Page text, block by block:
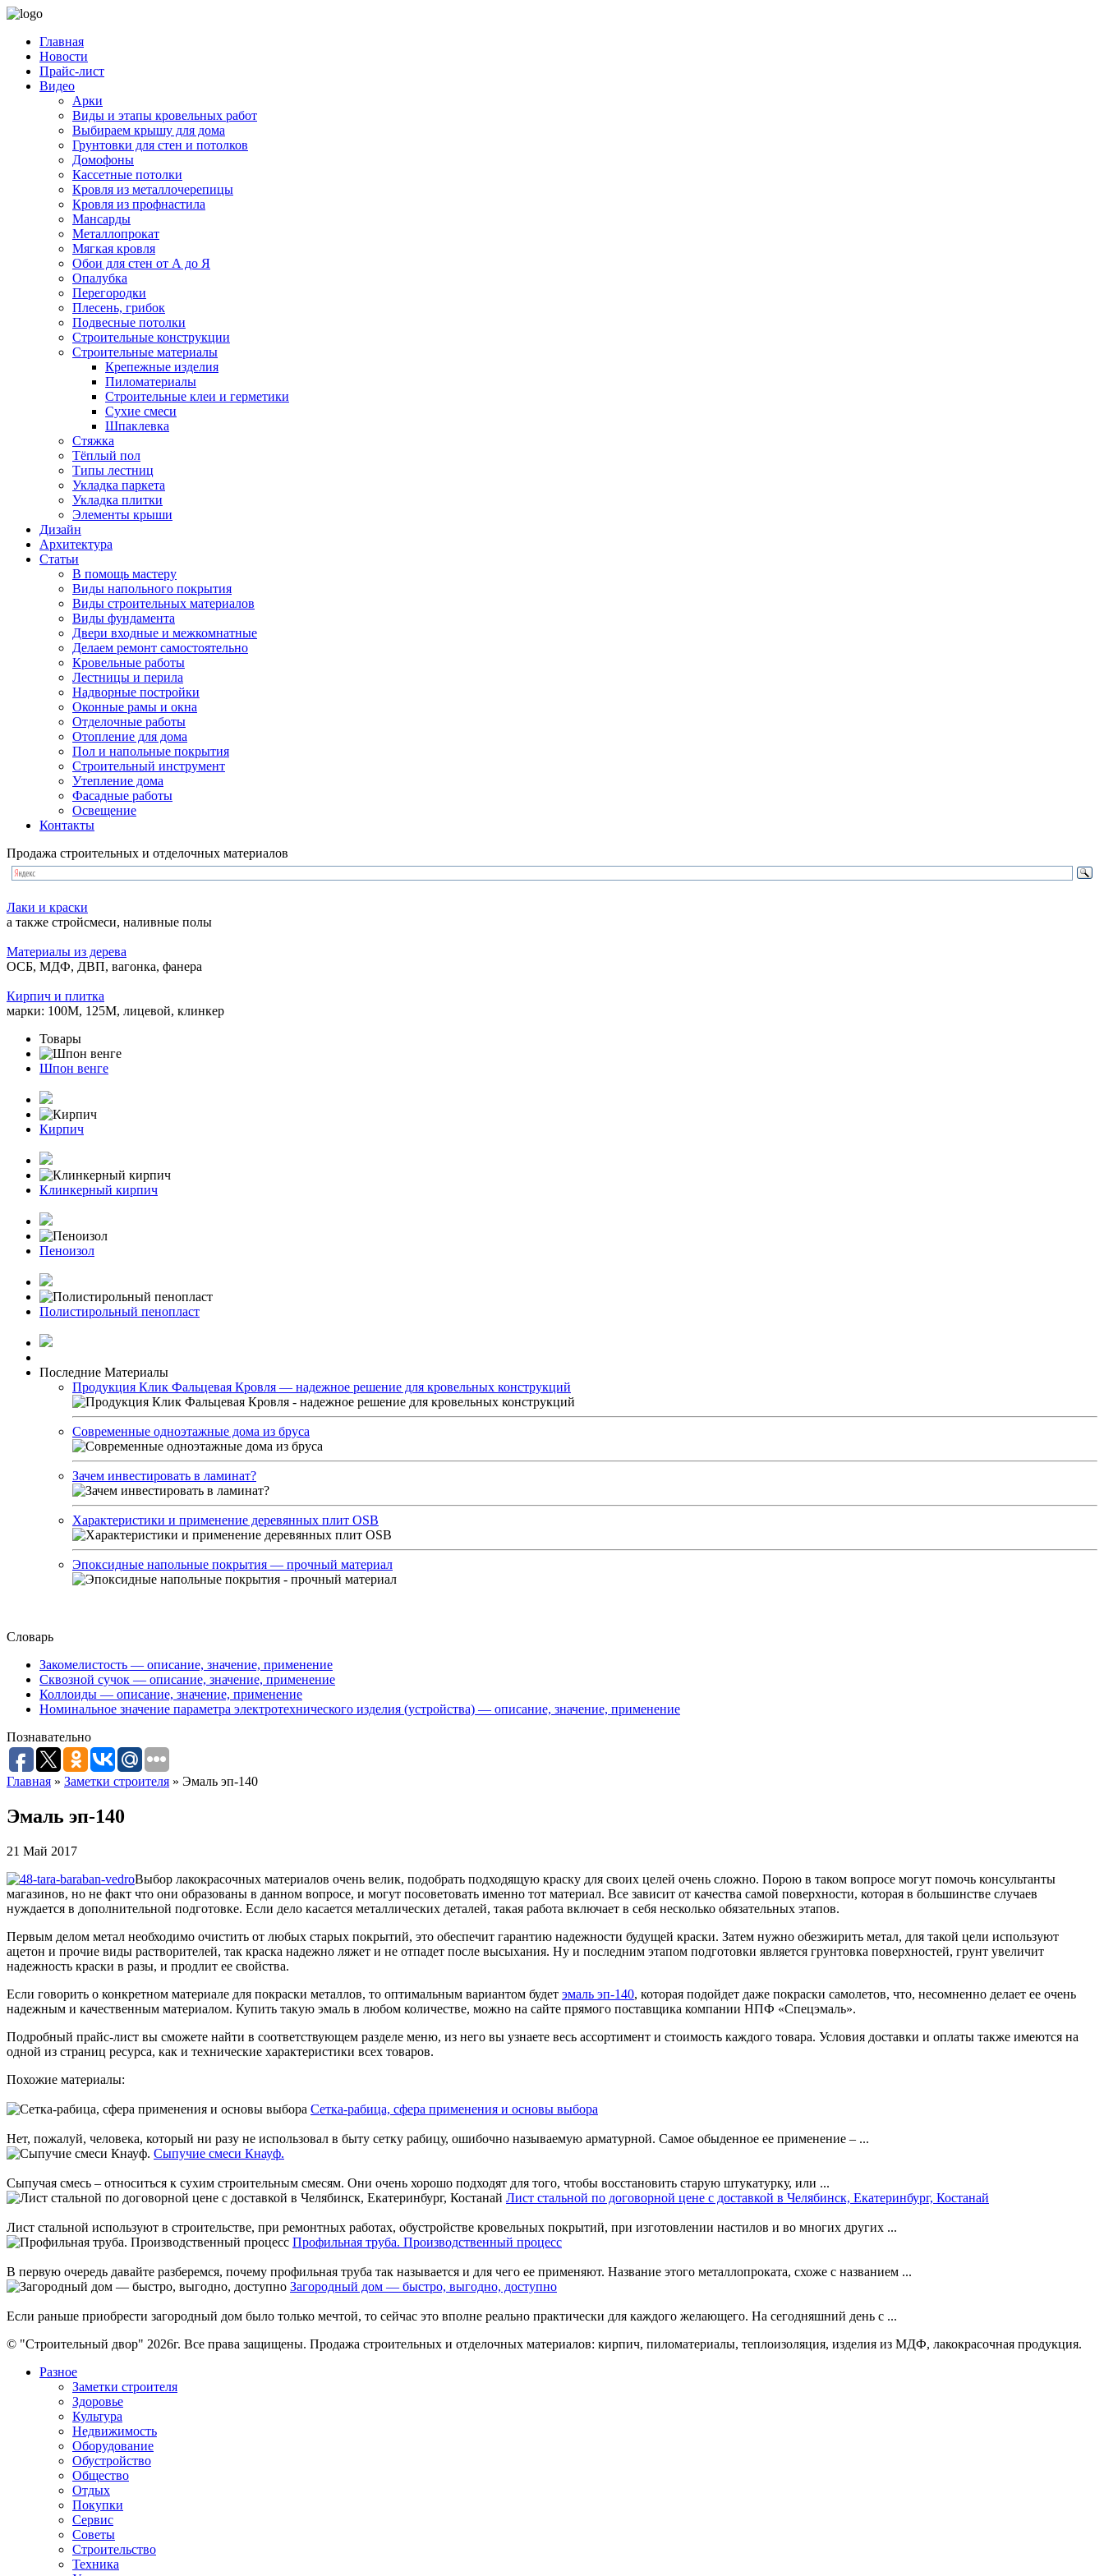
Главная
Новости
Прайс-лист
Видео
Арки
Виды и этапы кровельных работ
Выбираем крышу для дома
Грунтовки для стен и потолков
Домофоны
Кассетные потолки
Кровля из металлочерепицы
Кровля из профнастила
Мансарды
Металлопрокат
Мягкая кровля
Обои для стен от А до Я
Опалубка
Перегородки
Плесень, грибок
Подвесные потолки
Строительные конструкции
Строительные материалы
Крепежные изделия
Пиломатериалы
Строительные клеи и герметики
Сухие смеси
Шпаклевка
Стяжка
Тёплый пол
Типы лестниц
Укладка паркета
Укладка плитки
Элементы крыши
Дизайн
Архитектура
Статьи
В помощь мастеру
Виды напольного покрытия
Виды строительных материалов
Виды фундамента
Двери входные и межкомнатные
Делаем ремонт самостоятельно
Кровельные работы
Лестницы и перила
Надворные постройки
Оконные рамы и окна
Отделочные работы
Отопление для дома
Пол и напольные покрытия
Строительный инструмент
Утепление дома
Фасадные работы
Освещение
Контакты
Продажа строительных и отделочных материалов
Лаки и краски
а также стройсмеси, наливные полы
Материалы из дерева
ОСБ, МДФ, ДВП, вагонка, фанера
Кирпич и плитка
марки: 100М, 125М, лицевой, клинкер
Товары
Шпон венге
Кирпич
Клинкерный кирпич
Пеноизол
Полистирольный пенопласт
Последние Материалы
Продукция Клик Фальцевая Кровля — надежное решение для кровельных конструкций
Современные одноэтажные дома из бруса
Зачем инвестировать в ламинат?
Характеристики и применение деревянных плит OSB
Эпоксидные напольные покрытия — прочный материал
Словарь
Закомелистость — описание, значение, применение
Сквозной сучок — описание, значение, применение
Коллоиды — описание, значение, применение
Номинальное значение параметра электротехнического изделия (устройства) — описание, значение, применение
Познавательно
Главная » Заметки строителя » Эмаль эп-140
Эмаль эп-140
21 Май 2017
Выбор лакокрасочных материалов очень велик, подобрать подходящую краску для своих целей очень сложно. Порою в таком вопросе могут помочь консультанты
магазинов, но не факт что они образованы в данном вопросе, и могут посоветовать именно тот материал. Все зависит от качества самой поверхности, которая в большинстве случаев
нуждается в дополнительной подготовке. Если дело касается металлических деталей, такая работа включает в себя несколько обязательных этапов.
Первым делом метал необходимо очистить от любых старых покрытий, это обеспечит гарантию надежности будущей краски. Затем нужно обезжирить метал, для такой цели используют
ацетон и прочие виды растворителей, так краска надежно ляжет и не отпадет после высыхания. Ну и последним этапом подготовки является грунтовка поверхностей, грунт увеличит
надежность краски в разы, и продлит ее свойства.
Если говорить о конкретном материале для покраски металлов, то оптимальным вариантом будет эмаль эп-140, которая подойдет даже покраски самолетов, что, несомненно делает ее очень
надежным и качественным материалом. Купить такую эмаль в любом количестве, можно на сайте прямого поставщика компании НПФ «Спецэмаль».
Подробный прайс-лист вы сможете найти в соответствующем разделе меню, из него вы узнаете весь ассортимент и стоимость каждого товара. Условия доставки и оплаты также имеются на
одной из страниц ресурса, как и технические характеристики всех товаров.
Похожие материалы:
Сетка-рабица, сфера применения и основы выбора
Нет, пожалуй, человека, который ни разу не использовал в быту сетку рабицу, ошибочно называемую арматурной. Самое обыденное ее применение – ...
Сыпучие смеси Кнауф.
Сыпучая смесь – относиться к сухим строительным смесям. Они очень хорошо подходят для того, чтобы восстановить старую штукатурку, или ...
Лист стальной по договорной цене с доставкой в Челябинск, Екатеринбург, Костанай
Лист стальной используют в строительстве, при ремонтных работах, обустройстве кровельных покрытий, при изготовлении настилов и во многих других ...
Профильная труба. Производственный процесс
В первую очередь давайте разберемся, почему профильная труба так называется и для чего ее применяют. Название этого металлопроката, схоже с названием ...
Загородный дом — быстро, выгодно, доступно
Если раньше приобрести загородный дом было только мечтой, то сейчас это вполне реально практически для каждого желающего. На сегодняшний день с ...
© "Строительный двор" 2026г. Все права защищены. Продажа строительных и отделочных материалов: кирпич, пиломатериалы, теплоизоляция, изделия из МДФ, лакокрасочная продукция.
Разное
Заметки строителя
Здоровье
Культура
Недвижимость
Оборудование
Обустройство
Общество
Отдых
Покупки
Сервис
Советы
Строительство
Техника